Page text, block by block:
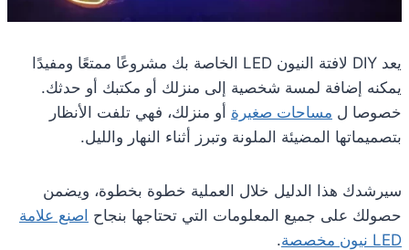
يعد DIY لافتة النيون LED الخاصة بك مشروعًا ممتعًا ومفيدًا
يمكنه إضافة لمسة شخصية إلى منزلك أو مكتبك أو حدثك.
خصوصا ل مساحات صغيرة أو منزلك، فهي تلفت الأنظار
بتصميماتها المضيئة الملونة وتبرز أثناء النهار والليل.
سيرشدك هذا الدليل خلال العملية خطوة بخطوة، ويضمن
حصولك على جميع المعلومات التي تحتاجها بنجاح اصنع علامة
LED نيون مخصصة
.